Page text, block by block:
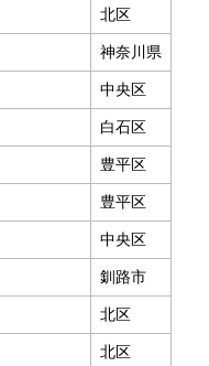
北区
神奈川県
中央区
白石区
豊平区
豊平区
中央区
釧路市
北区
北区